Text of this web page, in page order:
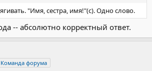
"Имя, сестра, имя!"(с). Одно слово.
-- абсолютно корректный ответ.
Команда форума